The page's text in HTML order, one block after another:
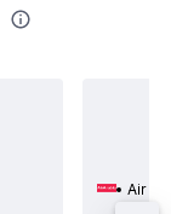
Air
28.09.